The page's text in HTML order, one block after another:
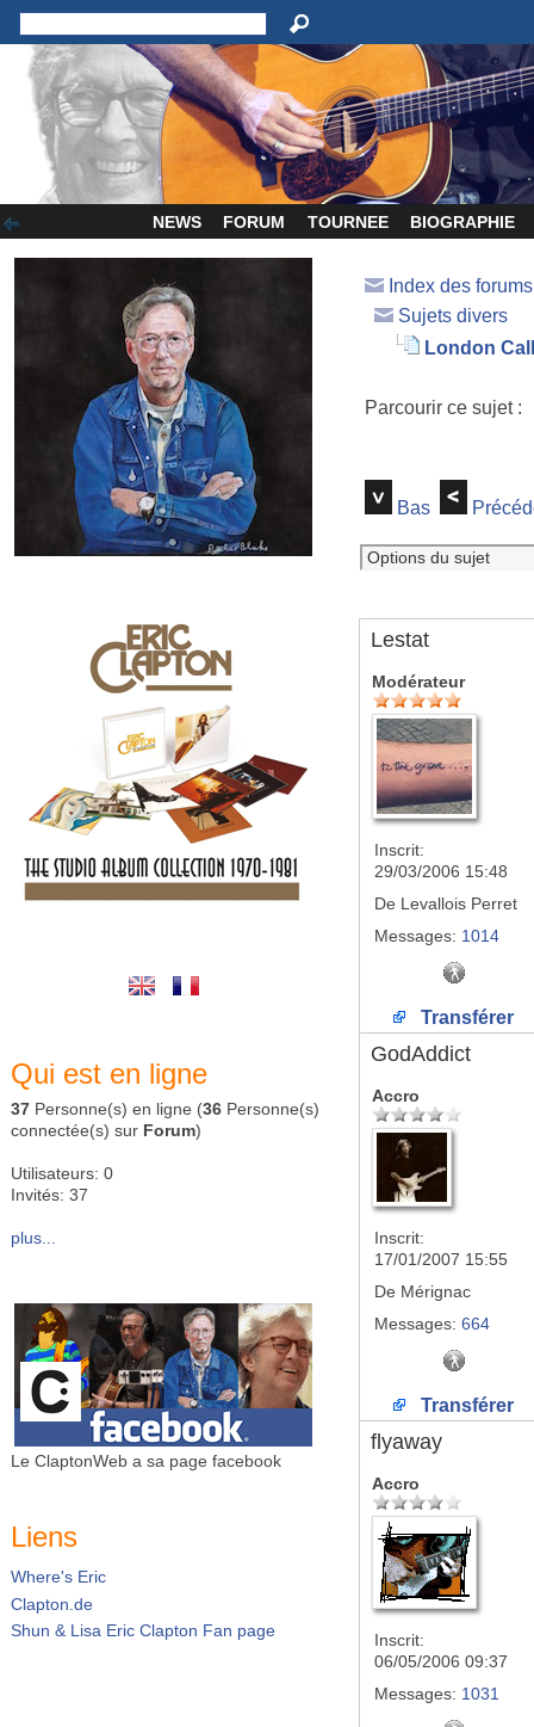
NEWS FORUM TOURNEE BIOGRAPHIE
Qui est en ligne
37 Personne(s) en ligne (36 Personne(s)
connectée(s) sur Forum)
Utilisateurs: 0
Invités: 37
plus...
Le ClaptonWeb a sa page facebook
Liens
Where's Eric
Clapton.de
Shun & Lisa Eric Clapton Fan page
Index des
Sujets divers
London
Parcourir ce sujet
Bas
Lestat
Modérateur
Inscrit:
29/03/2006 15:48
De Levallois Perret
Messages: 1014
Transférer
GodAddict
Accro
Inscrit:
17/01/2007 15:55
De Mérignac
Messages: 664
Transférer
flyaway
Accro
Inscrit:
06/05/2006 09:37
Messages: 1031